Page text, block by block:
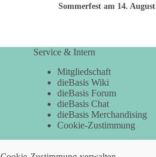
Sommerfest am 14. August
Service & Intern
Mitgliedschaft
dieBasis Wiki
dieBasis Forum
dieBasis Chat
dieBasis Merchandising
Cookie-Zustimmung